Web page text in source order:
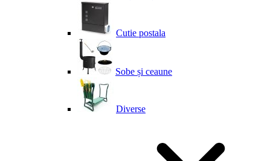
Cutie postala
Sobe și ceaune
Diverse